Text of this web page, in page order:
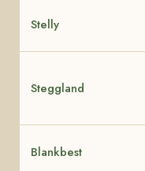
Stelly
Steggland
Blankbest